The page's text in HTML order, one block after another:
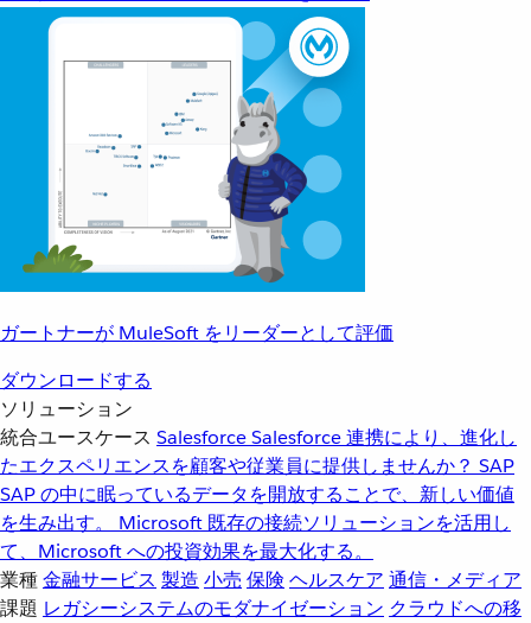
ガートナーが MuleSoft をリーダーとして評価
ダウンロードする
ソリューション
統合ユースケース SalesforceSalesforce 連携により、進化し
たエクスペリエンスを顧客や従業員に提供しませんか？ SAP
SAP の中に眠っているデータを開放することで、新しい価値
を生み出す。
Microsoft 既存の接続ソリューションを活用し
て、Microsoft への投資効果を最大化する。
業種金融サービス 製造 小売 保険 ヘルスケア 通信・メディア
課題 レガシーシステムのモダナイゼーション クラウドへの移